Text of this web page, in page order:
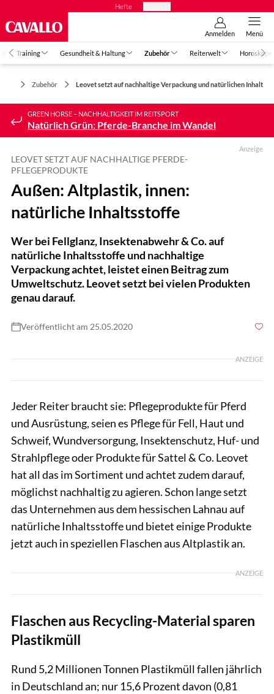
Hefte
Anmelden Menü
Training Gesundheit & Haltung Zubehör Reiterwelt Horoskope
Zubehör Leovet setzt auf nachhaltige Verpackung und natürlichen Inhalt
GREEN HORSE – NACHHALTIGKEIT IM REITSPORT
Natürlich Grün: Pferde-Branche im Wandel
Anzeige
LEOVET SETZT AUF NACHHALTIGE PFERDE-
PFLEGEPRODUKTE
Außen: Altplastik, innen:
natürliche Inhaltsstoffe
Wer bei Fellglanz, Insektenabwehr & Co. auf
natürliche Inhaltsstoffe und nachhaltige
Verpackung achtet, leistet einen Beitrag zum
Umweltschutz. Leovet setzt bei vielen Produkten
genau darauf.
Veröffentlicht am 25.05.2020
ANZEIGE
Jeder Reiter braucht sie: Pflegeprodukte für Pferd
und Ausrüstung, seien es Pflege für Fell, Haut und
Schweif, Wundversorgung, Insektenschutz, Huf- und
Strahlpflege oder Produkte für Sattel & Co. Leovet
hat all das im Sortiment und achtet zudem darauf,
möglichst nachhaltig zu agieren. Schon lange setzt
das Unternehmen aus dem hessischen Lahnau auf
natürliche Inhaltsstoffe und bietet einige Produkte
jetzt auch in speziellen Flaschen aus Altplastik an.
ANZEIGE
Flaschen aus Recycling-Material sparen
Plastikmüll
Rund 5,2 Millionen Tonnen Plastikmüll fallen jährlich
in Deutschland an; nur 15,6 Prozent davon (0,81